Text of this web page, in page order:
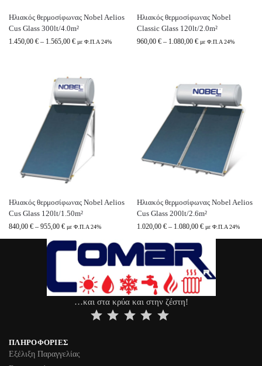
Ηλιακός θερμοσίφωνας Nobel Aelios
Cus Glass 300lt/4.0m²
1.450,00 € – 1.565,00 € με Φ.Π.Α 24%
Ηλιακός θερμοσίφωνας Nobel
Classic Glass 120lt/2.0m²
960,00 € – 1.080,00 € με Φ.Π.Α 24%
Ηλιακός θερμοσίφωνας Nobel Aelios
Cus Glass 120lt/1.50m²
840,00 € – 955,00 € με Φ.Π.Α 24%
Ηλιακός θερμοσίφωνας Nobel Aelios
Cus Glass 200lt/2.6m²
1.020,00 € – 1.080,00 € με Φ.Π.Α 24%
…και στα κρύα και στην ζέστη!
ΠΛΗΡΟΦΟΡΊΕΣ
Εξέλιξη Παραγγελίας